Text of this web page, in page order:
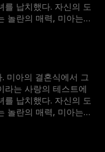
를 납치했다. 자신의 도
놀란의 매력, 미아는
미아의 결혼식에서 그
라는 사랑의 테스트에
를 납치했다. 자신의 도
놀란의 매력, 미아는